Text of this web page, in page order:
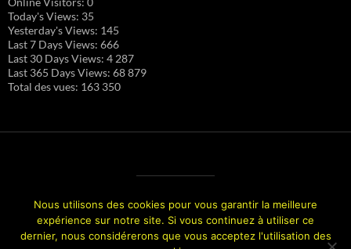
Today's Views: 35
Yesterday's Views: 145
Last 7 Days Views: 666
Last 30 Days Views: 4 287
Last 365 Days Views: 68 879
Total des vues: 163 350
Nous utilisons des cookies pour vous garantir la meilleure
expérience sur notre site. Si vous continuez à utiliser ce
dernier, nous considérerons que vous acceptez l'utilisation des